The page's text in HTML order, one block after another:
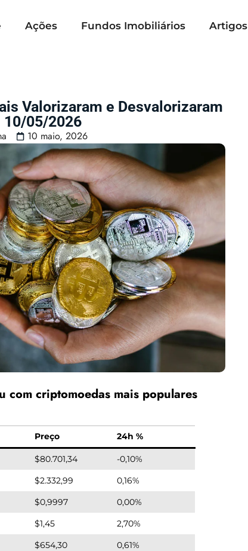
Ações Fundos Imobiliários Artigos
Valorizaram e Desvalorizaram
10/05/2026
10 maio, 2026
com criptomoedas mais populares
Preço 24h %
$80.701,34
-0,10%
$2.332,99
0,16%
$0,9997
0,00%
$1,45
2,70%
$654,30
0,61%